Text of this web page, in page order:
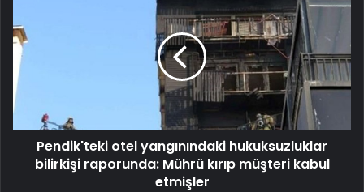
yangınındaki
hukuksuzluklar
bilirkişi
raporunda:
Mührü
kırıp
müşteri
kabul
etmişler
Pendik'teki otel yangınındaki hukuksuzluklar
bilirkişi raporunda: Mührü kırıp müşteri kabul
etmişler